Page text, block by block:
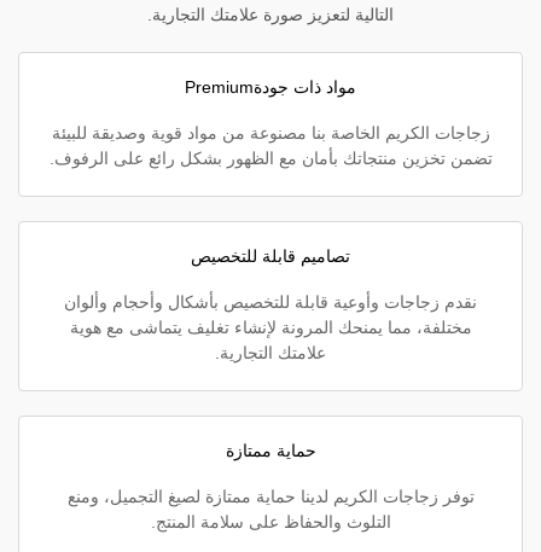
التالية لتعزيز صورة علامتك التجارية.
مواد ذات جودةPremium
زجاجات الكريم الخاصة بنا مصنوعة من مواد قوية وصديقة للبيئة
تضمن تخزين منتجاتك بأمان مع الظهور بشكل رائع على الرفوف.
تصاميم قابلة للتخصيص
نقدم زجاجات وأوعية قابلة للتخصيص بأشكال وأحجام وألوان
مختلفة، مما يمنحك المرونة لإنشاء تغليف يتماشى مع هوية
علامتك التجارية.
حماية ممتازة
توفر زجاجات الكريم لدينا حماية ممتازة لصيغ التجميل، ومنع
التلوث والحفاظ على سلامة المنتج.